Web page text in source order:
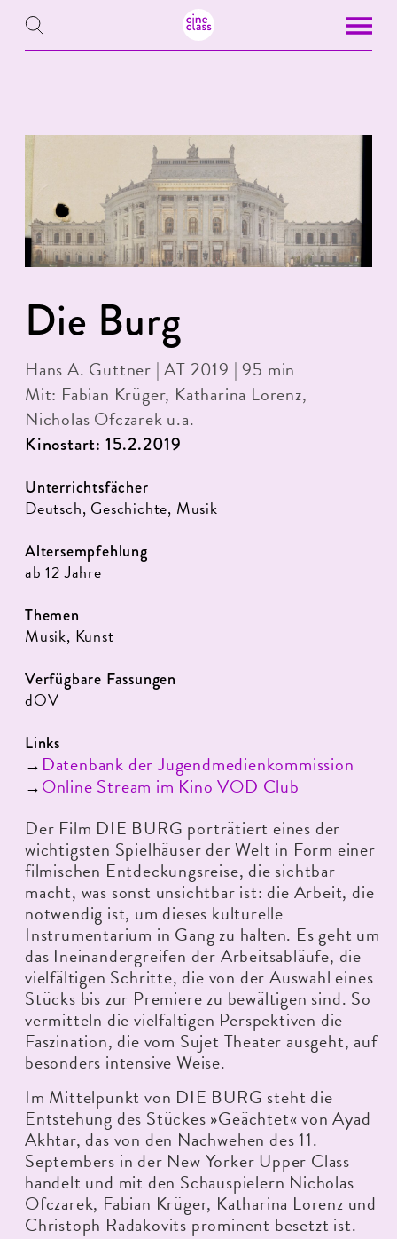
Die Burg
Hans A. Guttner | AT 2019 | 95 min
Mit: Fabian Krüger, Katharina Lorenz,
Nicholas Ofczarek u.a.
Kinostart: 15.2.2019
Unterrichtsfächer
Deutsch, Geschichte, Musik
Altersempfehlung
ab 12 Jahre
Themen
Musik, Kunst
Verfügbare Fassungen
dOV
Links
→ Datenbank der Jugendmedienkommission
→Online Stream im Kino VOD Club
Der Film DIE BURG porträtiert eines der
wichtigsten Spielhäuser der Welt in Form einer
filmischen Entdeckungsreise, die sichtbar
macht, was sonst unsichtbar ist: die Arbeit, die
notwendig ist, um dieses kulturelle
Instrumentarium in Gang zu halten. Es geht um
das Ineinandergreifen der Arbeitsabläufe, die
vielfältigen Schritte, die von der Auswahl eines
Stücks bis zur Premiere zu bewältigen sind. So
vermitteln die vielfältigen Perspektiven die
Faszination, die vom Sujet Theater ausgeht, auf
besonders intensive Weise.
Im Mittelpunkt von DIE BURG steht die
Entstehung des Stückes »Geächtet« von Ayad
Akhtar, das von den Nachwehen des 11.
Septembers in der New Yorker Upper Class
handelt und mit den Schauspielern Nicholas
Ofczarek, Fabian Krüger, Katharina Lorenz und
Christoph Radakovits prominent besetzt ist.